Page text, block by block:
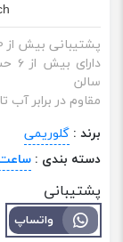
پشتیبانی بیش از 170 حالت ورزشی
سالن
مقاوم در برابر آب تا
برند : گلوریمی
دسته بندی :
پشتیبانی
واتساپ